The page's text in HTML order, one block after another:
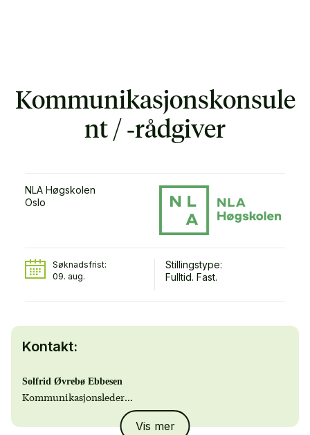
Kommunikasjonskonsule
nt / ‑rådgiver
NLA Høgskolen
Oslo
Søknadsfrist:
09. aug.
Stillingstype:
Fulltid. Fast.
Kontakt:
Solfrid Øvrebø Ebbesen
Kommunikasjonsleder
solfrid.ebbesen@nla.no
tlf: 41 62 34 26
Vis mer